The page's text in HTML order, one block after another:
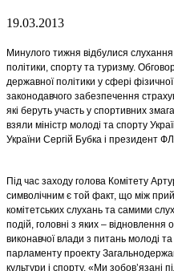
19.03.2013
Минулого тижня відбулися слухання
політики, спорту та туризму.
державної політики у сфері
законодавчого забезпечення
які беруть участь у спортивних
взяли міністр молоді та спорту
України Сергій Бубка і президент
Під час заходу голова Комітету
символічним є той факт, що між
комітетських слухань та самими
подій, головні з яких – відновлення
виконавчої влади з питань молоді
парламенту проекту
культури і спорту. «Ми зобов’язані